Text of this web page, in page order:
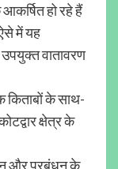
हो रहे हैं
में यह
वातावरण
किताबों के साथ-
क्षेत्र के
और प्रबंधन के